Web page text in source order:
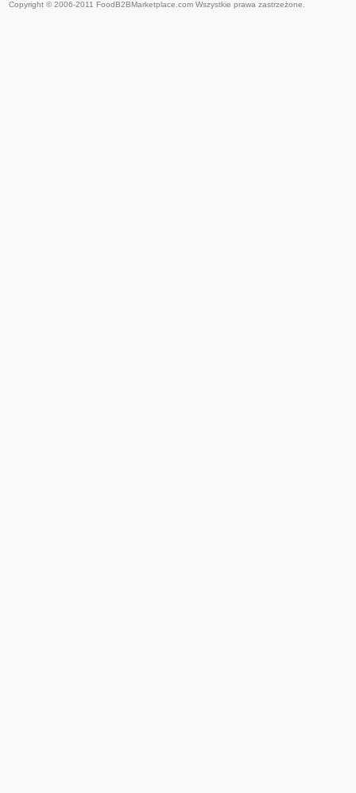
Copyright © 2006-2011 FoodB2BMarketplace.com Wszystkie prawa zastrzeżone.